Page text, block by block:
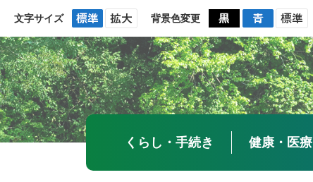
文字サイズ 背景色変更
くらし・手続き 健康・医